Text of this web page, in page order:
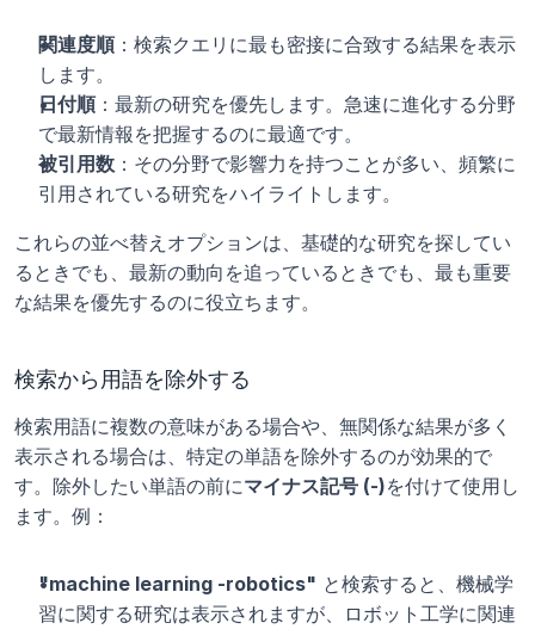
関連度順：検索クエリに最も密接に合致する結果を表示
します。
日付順：最新の研究を優先します。急速に進化する分野
で最新情報を把握するのに最適です。
被引用数 ：その分野で影響力を持つことが多い、頻繁に
引用されている研究をハイライトします。
これらの並べ替えオプションは、基礎的な研究を探してい
るときでも、最新の動向を追っているときでも、最も重要
な結果を優先するのに役立ちます。
検索から用語を除外する
検索用語に複数の意味がある場合や、無関係な結果が多く
表示される場合は、特定の単語を除外するのが効果的で
す。除外したい単語の前にマイナス記号 (-)を付けて使用し
ます。例：
"machine learning -robotics" と検索すると、機械学
習に関する研究は表示されますが、ロボット工学に関連